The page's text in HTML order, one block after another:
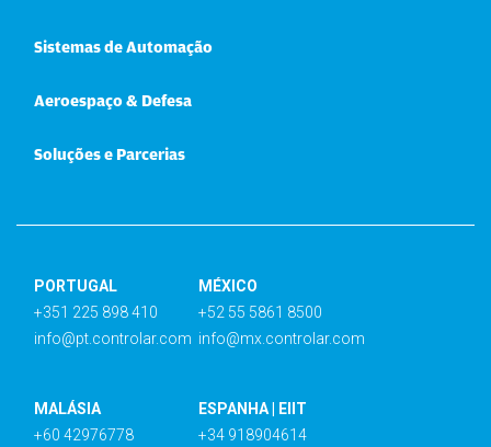
Sistemas de Automação
Aeroespaço & Defesa
Soluções e Parcerias
PORTUGAL
+351 225 898 410
info@pt.controlar.com
MÉXICO
+52 55 5861 8500
info@mx.controlar.com
MALÁSIA
+60 42976778
ESPANHA | EIIT
+34 918904614